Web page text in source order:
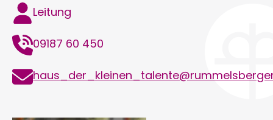
Funktion
Leitung
Telefon09187 60 450
E-
Mail